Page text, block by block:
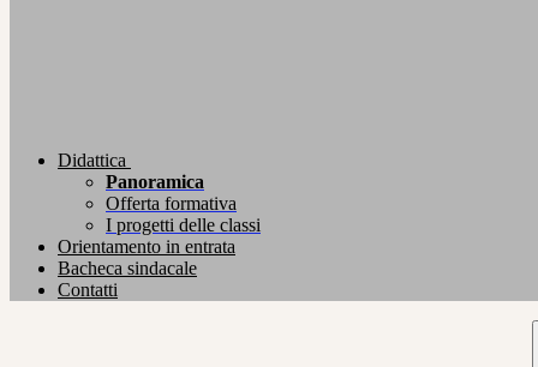
Didattica
Panoramica
Offerta formativa
I progetti delle classi
Orientamento in entrata
Bacheca sindacale
Contatti